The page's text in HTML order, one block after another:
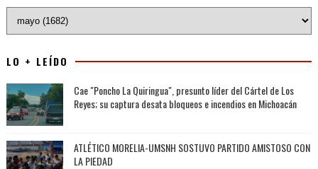
LO + LEÍDO
Cae "Poncho La Quiringua", presunto líder del Cártel de Los
Reyes; su captura desata bloqueos e incendios en Michoacán
ATLÉTICO MORELIA-UMSNH SOSTUVO PARTIDO AMISTOSO CON
LA PIEDAD